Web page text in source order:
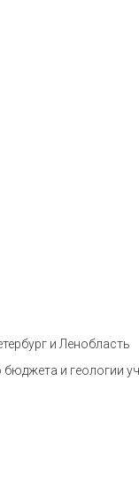
и Ленобласть
и геологии